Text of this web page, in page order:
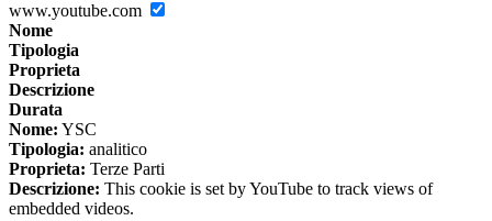
www.youtube.com
Nome
Tipologia
Proprieta
Descrizione
Durata
Nome: YSC
Tipologia: analitico
Proprieta: Terze Parti
Descrizione: This cookie is set by YouTube to track views of
embedded videos.